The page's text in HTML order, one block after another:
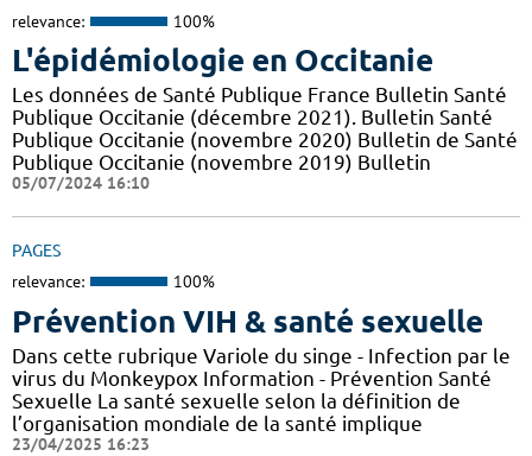
relevance: 100%
L'épidémiologie en Occitanie
Les données de Santé Publique France Bulletin Santé
Publique Occitanie (décembre 2021). Bulletin Santé
Publique Occitanie (novembre 2020) Bulletin de Santé
Publique Occitanie (novembre 2019) Bulletin
05/07/2024 16:10
PAGES
relevance: 100%
Prévention VIH & santé sexuelle
Dans cette rubrique Variole du singe - Infection par le
virus du Monkeypox Information - Prévention Santé
Sexuelle La santé sexuelle selon la définition de
l’organisation mondiale de la santé implique
23/04/2025 16:23